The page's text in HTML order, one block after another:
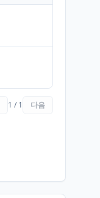
1 / 1 다음